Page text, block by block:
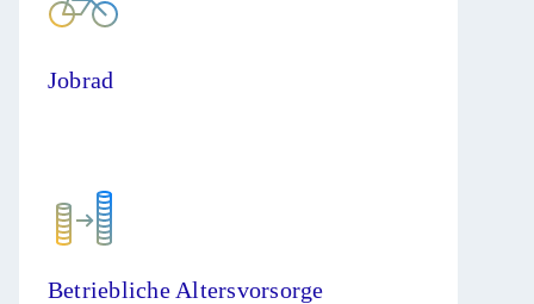
Jobrad
Betriebliche Altersvorsorge